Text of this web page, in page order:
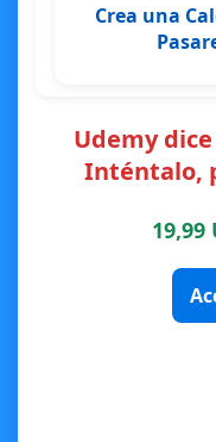
Crea una
Udemy
Inténtalo,
19,99